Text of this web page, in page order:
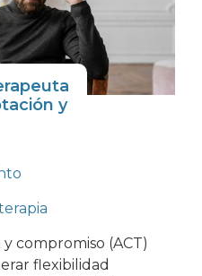
y
compromiso (ACT)
flexibilidad